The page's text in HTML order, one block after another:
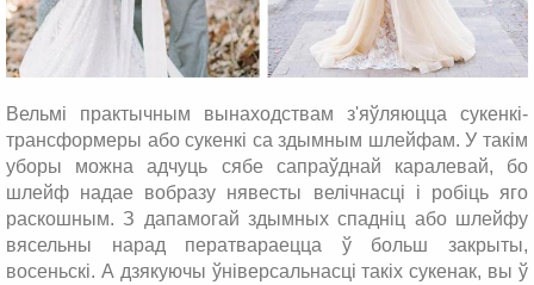
Вельмі практычным вынаходствам з'яўляюцца сукенкі-
трансформеры або сукенкі са здымным шлейфам. У такім
уборы можна адчуць сябе сапраўднай каралевай, бо
шлейф надае вобразу нявесты велічнасці і робіць яго
раскошным. З дапамогай здымных спадніц або шлейфу
вясельны нарад ператвараецца ў больш закрыты,
восеньскі. А дзякуючы ўніверсальнасці такіх сукенак, вы ў